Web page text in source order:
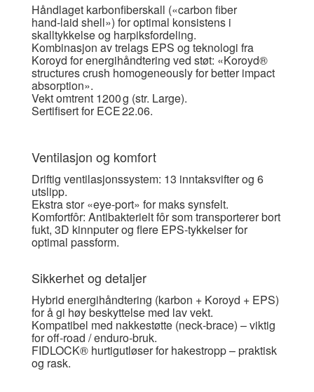
Håndlaget karbonfiberskall («carbon fiber
hand‑laid shell») for optimal konsistens i
skalltykkelse og harpiksfordeling.
Kombinasjon av trelags EPS og teknologi fra
Koroyd for energihåndtering ved støt: «Koroyd®
structures crush homogeneously for better impact
absorption».
Vekt omtrent 1200 g (str. Large).
Sertifisert for ECE 22.06.
Ventilasjon og komfort
Driftig ventilasjonssystem: 13 inntaksvifter og 6
utslipp.
Ekstra stor «eye‑port» for maks synsfelt.
Komfort­fôr: Antibakterielt fôr som transporterer bort
fukt, 3D kinnputer og flere EPS‑tykkelser for
optimal passform.
Sikkerhet og detaljer
Hybrid energihåndtering (karbon + Koroyd + EPS)
for å gi høy beskyttelse med lav vekt.
Kompatibel med nakkestøtte (neck‑brace) – viktig
for off‑road / enduro‑bruk.
FIDLOCK® hurtigutløser for hake­stropp – praktisk
og rask.